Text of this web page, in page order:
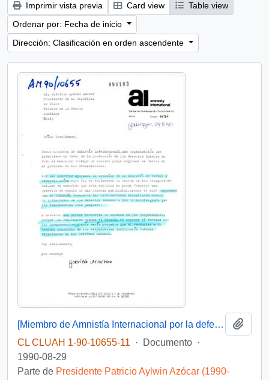
Imprimir vista previa Card view
Table view
Ordenar por: Fecha de inicio
Dirección: Clasificación en orden ascendente
[Miembro de Amnistía Internacional por la defensa de los detenidos desaparecidos en Chile felicita por la creación de la Comisión de de Verdad y Reconciliación]
CL CLUAH 1-90-10655-11
· Documento ·
1990-08-29
Parte de Presidente Patricio Aylwin Azócar (1990-